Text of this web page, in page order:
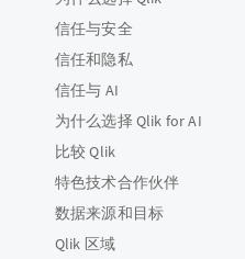
信任与安全
信任和隐私
信任与 AI
为什么选择 Qlik for AI
比较 Qlik
特色技术合作伙伴
数据来源和目标
Qlik 区域